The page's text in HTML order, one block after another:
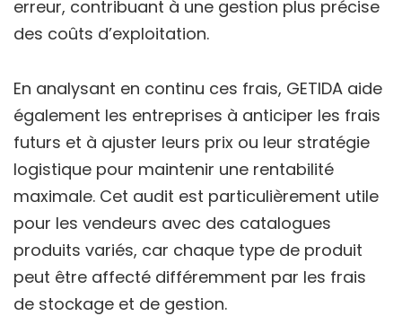
erreur, contribuant à une gestion plus précise
des coûts d’exploitation.
En analysant en continu ces frais, GETIDA aide
également les entreprises à anticiper les frais
futurs et à ajuster leurs prix ou leur stratégie
logistique pour maintenir une rentabilité
maximale. Cet audit est particulièrement utile
pour les vendeurs avec des catalogues
produits variés, car chaque type de produit
peut être affecté différemment par les frais
de stockage et de gestion.